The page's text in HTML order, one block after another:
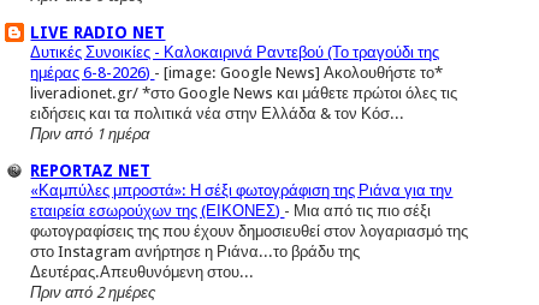
LIVE RADIO NET
Δυτικές Συνοικίες - Καλοκαιρινά Ραντεβού (Το τραγούδι της
ημέρας 6-8-2026) -[image: Google News] Ακολουθήστε το*
liveradionet.gr/ *στο Google News και μάθετε πρώτοι όλες τις
ειδήσεις και τα πολιτικά νέα στην Ελλάδα & τον Κόσ...
Πριν από 1 ημέρα
REPORTAZ NET
«Καμπύλες μπροστά»: Η σέξι φωτογράφιση της Ριάνα για την
εταιρεία εσωρούχων της (ΕΙΚΟΝΕΣ) - Μια από τις πιο σέξι
φωτογραφίσεις της που έχουν δημοσιευθεί στον λογαριασμό της
στο Instagram ανήρτησε η Ριάνα...το βράδυ της
Δευτέρας.Απευθυνόμενη στου...
Πριν από 2 ημέρες